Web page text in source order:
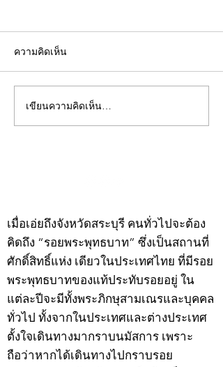
คอลัมน์"จับชีพจรวงการ
พระ"ประจำพุธที่ 29
ความคิดเห็น
เขียนความคิดเห็น…
เมื่อเอ่ยถึงจังหวัดสระบุรี คนทั่วไปจะต้อง
คิดถึง “รอยพระพุทธบาท” ซึ่งเป็นสถานที่
ศักดิ์สิทธิ์แห่ง เดียวในประเทศไทย ที่มีรอย
พระพุทธบาทของแท้ประทับรอยอยู่ ใน
แต่ละปีจะมีทั้งพระภิกษุสามเณรและบุคคล
ทั่วไป ทั้งจากในประเทศและต่างประเทศ
ตั้งใจเดินทางมากราบนมัสการ เพราะ
ถือว่าหากได้เดินทางไปกราบรอย